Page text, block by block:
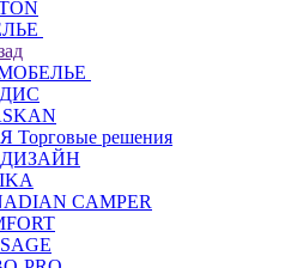
Торговые решения
ДИЗАЙН
CAMPER